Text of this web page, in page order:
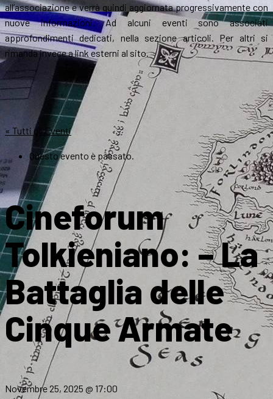
all’associazione e verrà quindi aggiornata progressivamente con
nuove informazioni. Ad alcuni eventi sono associati
approfondimenti dedicati, nella sezione articoli. Per altri si
rimanda invece a link esterni al sito.
« Tutti gli Eventi
Questo evento è passato.
Cineforum
Tolkieniano: – La
Battaglia delle
Cinque Armate
Novembre 25, 2025 @ 17:00